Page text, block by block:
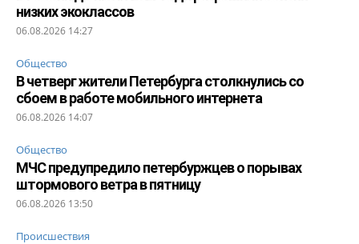
низких экоклассов
06.08.2026 14:27
Общество
В четверг жители Петербурга столкнулись со
сбоем в работе мобильного интернета
06.08.2026 14:07
Общество
МЧС предупредило петербуржцев о порывах
штормового ветра в пятницу
06.08.2026 13:50
Происшествия